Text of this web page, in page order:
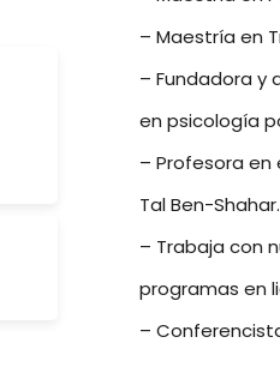
– Maestría en
– Fundadora y
en psicología
– Profesora en
Tal Ben-Shahar.
– Trabaja con
programas en
–